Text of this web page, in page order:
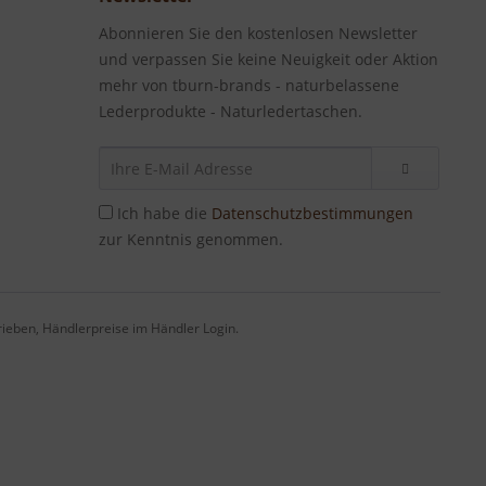
Abonnieren Sie den kostenlosen Newsletter
und verpassen Sie keine Neuigkeit oder Aktion
mehr von tburn-brands - naturbelassene
Lederprodukte - Naturledertaschen.
Ich habe die Datenschutzbestimmungen
zur Kenntnis genommen.
Händlerpreise im Händler Login.